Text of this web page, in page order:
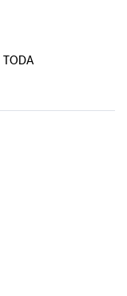
TODA